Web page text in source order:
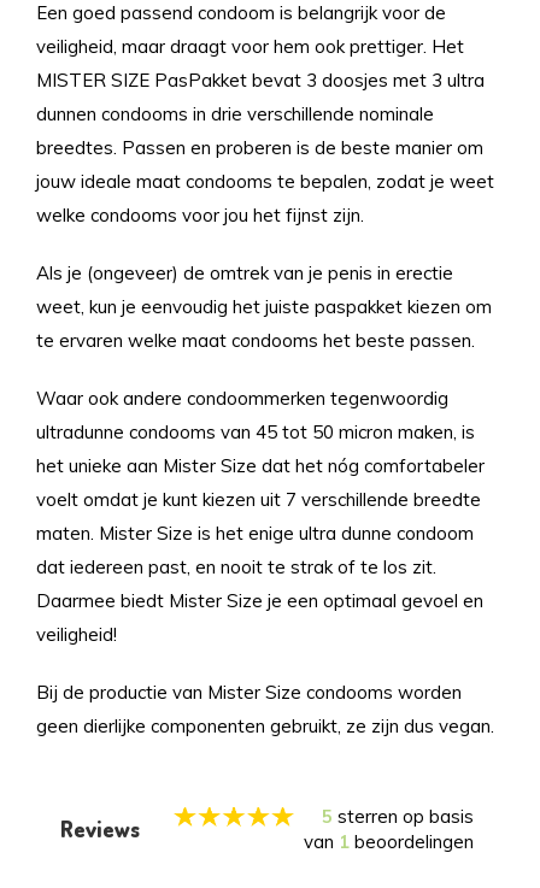
Een goed passend condoom is belangrijk voor de
veiligheid, maar draagt voor hem ook prettiger. Het
MISTER SIZE PasPakket bevat 3 doosjes met 3 ultra
dunnen condooms in drie verschillende nominale
breedtes. Passen en proberen is de beste manier om
jouw ideale maat condooms te bepalen, zodat je weet
welke condooms voor jou het fijnst zijn.
Als je (ongeveer) de omtrek van je penis in erectie
weet, kun je eenvoudig het juiste paspakket kiezen om
te ervaren welke maat condooms het beste passen.
Waar ook andere condoommerken tegenwoordig
ultradunne condooms van 45 tot 50 micron maken, is
het unieke aan Mister Size dat het nóg comfortabeler
voelt omdat je kunt kiezen uit 7 verschillende breedte
maten. Mister Size is het enige ultra dunne condoom
dat iedereen past, en nooit te strak of te los zit.
Daarmee biedt Mister Size je een optimaal gevoel en
veiligheid!
Bij de productie van Mister Size condooms worden
geen dierlijke componenten gebruikt, ze zijn dus vegan.
Reviews 5 sterren op basis
van 1 beoordelingen